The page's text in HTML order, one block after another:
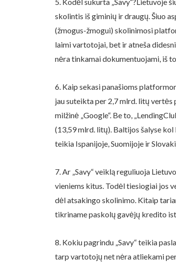
skolintis iš giminių ir draugų. Šiuo
(žmogus-žmogui) skolinimosi
laimi vartotojai, bet ir atneša
nėra tinkamai dokumentuojami, iš
6. Kaip sekasi panašioms
jau suteikta per 2,7 mlrd. litų vertės
milžinė „Google“. Be to,
(13,59 mlrd. litų). Baltijos šalyse
teikia Ispanijoje, Suomijoje ir
7. Ar „Savy“ veiklą reguliuoja
vieniems kitus. Todėl tiesiogiai jos
dėl atsakingo skolinimo. Kitaip
tikriname paskolų gavėjų kredito
8. Kokiu pagrindu „Savy“ teikia
tarp vartotojų net nėra atliekami